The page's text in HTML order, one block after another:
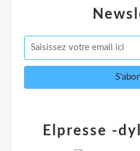
Elpresse -